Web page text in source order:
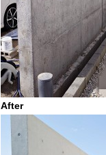
After